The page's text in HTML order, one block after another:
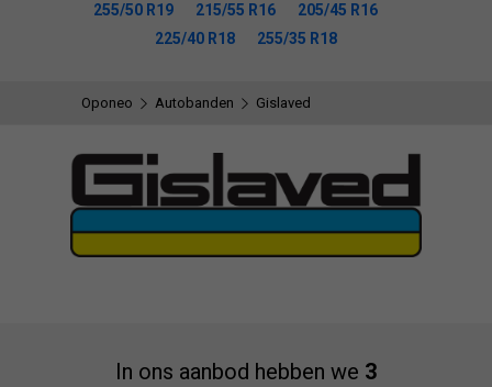
255/50 R19 215/55 R16
205/45 R16
225/40 R18
255/35 R18
Oponeo Autobanden Gislaved
In ons aanbod hebben we 3